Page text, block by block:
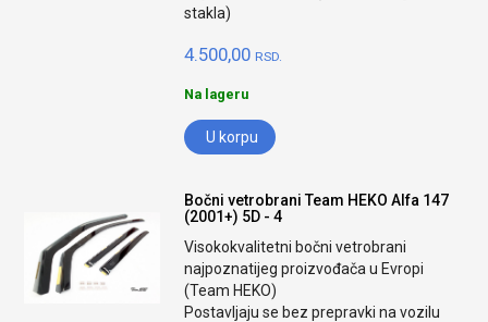
stakla)
4.500,00 RSD.
Na lageru
U korpu
Bočni vetrobrani Team HEKO Alfa 147
(2001+) 5D - 4
Visokokvalitetni bočni vetrobrani
najpoznatijeg proizvođača u Evropi
(Team HEKO)
Postavljaju se bez prepravki na vozilu